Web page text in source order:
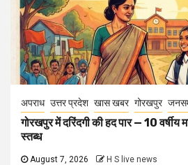
अपराध उत्तर प्रदेश खास खबर गोरखपुर
गोरखपुर में दरिंदगी की हद पार — 10 वर्षीय
स्तब्ध
August 7, 2026 H S live news